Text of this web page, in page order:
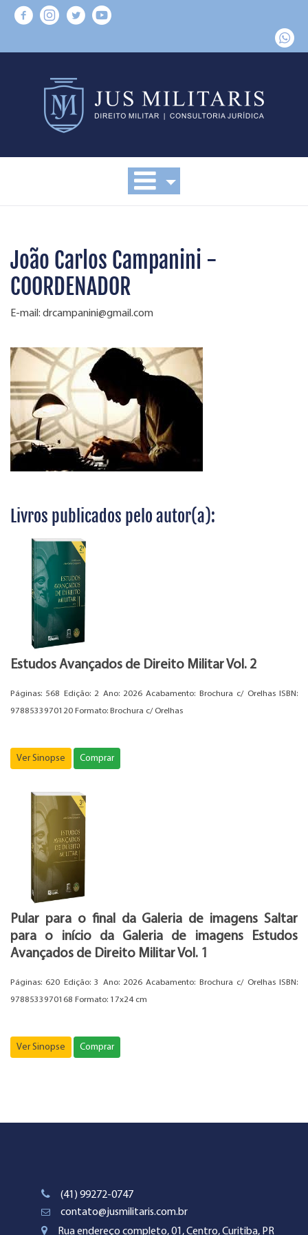
João Carlos Campanini -
COORDENADOR
E-mail: drcampanini@gmail.com
Livros publicados pelo autor(a):
Estudos Avançados de Direito Militar Vol. 2
Páginas: 568 Edição: 2 Ano: 2026 Acabamento: Brochura c/ Orelhas ISBN:
9788533970120 Formato: Brochura c/ Orelhas
Ver Sinopse Comprar
Pular para o final da Galeria de imagens Saltar
para o início da Galeria de imagens Estudos
Avançados de Direito Militar Vol. 1
Páginas: 620 Edição: 3 Ano: 2026 Acabamento: Brochura c/ Orelhas ISBN:
9788533970168 Formato: 17x24 cm
Ver Sinopse Comprar
(41) 99272-0747
contato@jusmilitaris.com.br
Rua endereço completo, 01, Centro, Curitiba, PR